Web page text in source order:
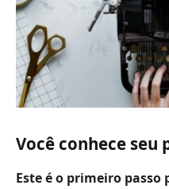
Você conhece seu
Este é o primeiro passo